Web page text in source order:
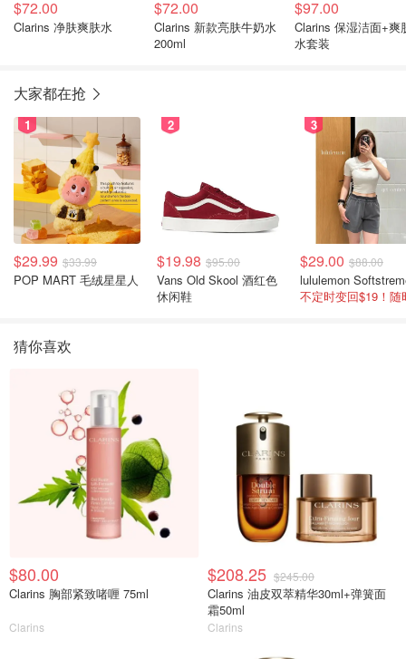
$72.00
Clarins 净肤爽肤水
$72.00
Clarins 新款亮肤牛奶水
200ml
$97.00
Clarins 保湿洁面+爽
水套装
大家都在抢
1
$29.99 $33.99
POP MART 毛绒星星人
2
$19.98 $95.00
Vans Old Skool 酒红色
休闲鞋
3
$29.00 $88.00
猜你喜欢
$80.00
Clarins 胸部紧致啫喱 75ml
Clarins
$208.25 $245.00
Clarins 油皮双萃精华30ml+弹簧面
霜50ml
Clarins